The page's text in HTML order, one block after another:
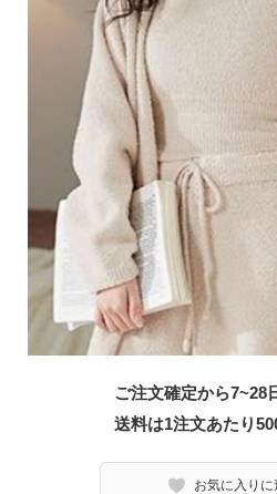
ご注文確定から7~28
送料は1注文あたり
お気に入りに